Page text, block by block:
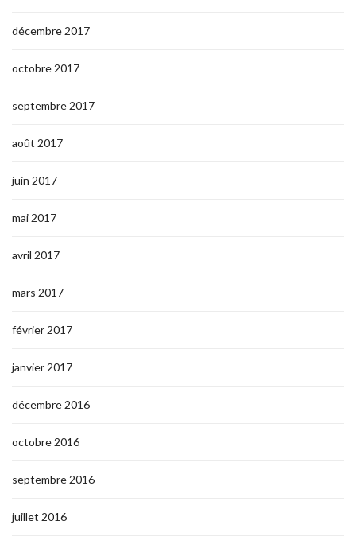
décembre 2017
octobre 2017
septembre 2017
août 2017
juin 2017
mai 2017
avril 2017
mars 2017
février 2017
janvier 2017
décembre 2016
octobre 2016
septembre 2016
juillet 2016